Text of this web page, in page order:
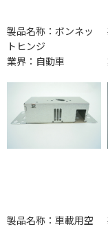
製品名称：ボンネッ
トヒンジ
業界：自動車
製品名称：車載用空